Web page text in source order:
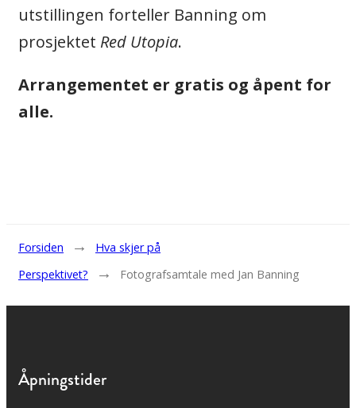
utstillingen forteller Banning om
prosjektet Red Utopia.
Arrangementet er gratis og åpent for
alle.
Forsiden →
Hva skjer på
Perspektivet?
→ Fotografsamtale med Jan Banning
Åpningstider